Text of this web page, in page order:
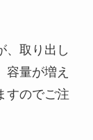
、取り出し
容量が増え
すのでご注